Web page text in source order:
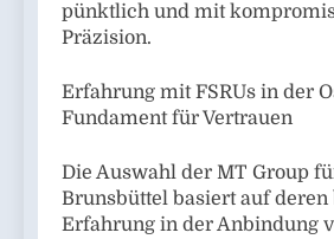
pünktlich und mit
Präzision.
Erfahrung mit FSRUs in der
Fundament für Vertrauen
Die Auswahl der MT Group
Brunsbüttel basiert auf
Erfahrung in der Anbindung